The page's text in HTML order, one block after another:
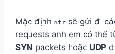
Mặc định mtr sẽ gửi đi
requests anh em có thể
SYN packets hoặc UDP